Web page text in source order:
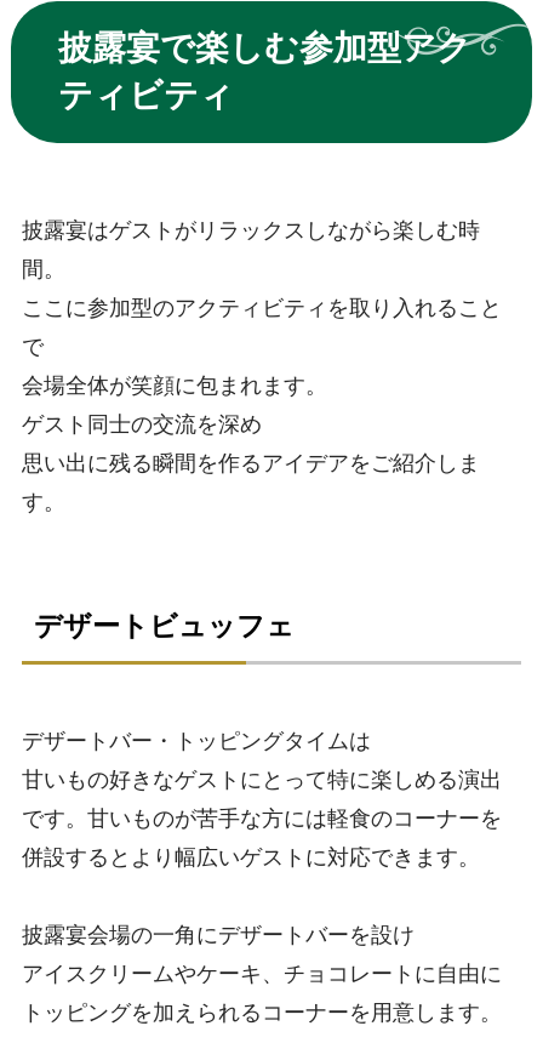
披露宴で楽しむ参加型アク
ティビティ
披露宴はゲストがリラックスしながら楽しむ時
間。
ここに参加型のアクティビティを取り入れること
で
会場全体が笑顔に包まれます。
ゲスト同士の交流を深め
思い出に残る瞬間を作るアイデアをご紹介しま
す。
デザートビュッフェ
デザートバー・トッピングタイムは
甘いもの好きなゲストにとって特に楽しめる演出
です。甘いものが苦手な方には軽食のコーナーを
併設するとより幅広いゲストに対応できます。
披露宴会場の一角にデザートバーを設け
アイスクリームやケーキ、チョコレートに自由に
トッピングを加えられるコーナーを用意します。